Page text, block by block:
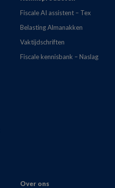
Fiscale AI assistent – Tex
Belasting Almanakken
Vaktijdschriften
Fiscale kennisbank – Naslag
Over ons